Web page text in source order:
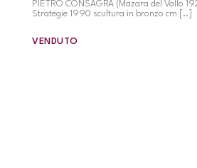
PIETRO CONSAGRA (Mazara del Vallo
Strategie 1990 scultura in bronzo cm [..]
VENDUTO